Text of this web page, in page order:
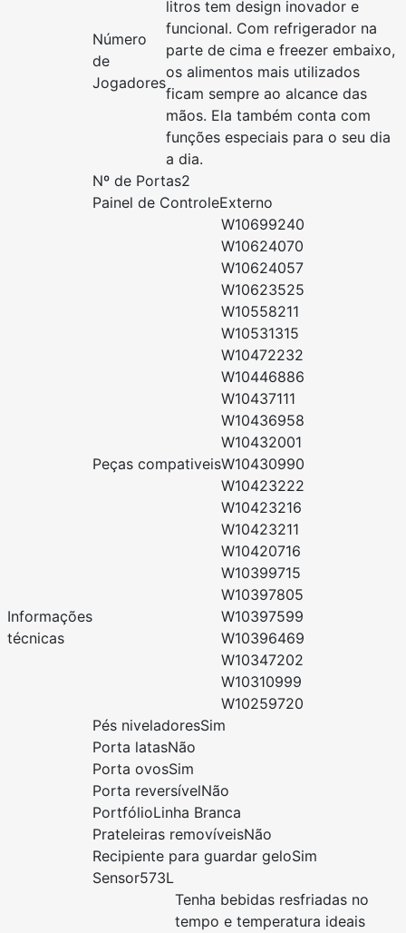
Informações
técnicas
Número
de
Jogadores
litros tem design inovador e
funcional. Com refrigerador na
parte de cima e freezer embaixo,
os alimentos mais utilizados
ficam sempre ao alcance das
mãos. Ela também conta com
funções especiais para o seu dia
a dia.
Nº de Portas2
Painel de ControleExterno
Peças compativeis
W10699240
W10624070
W10624057
W10623525
W10558211
W10531315
W10472232
W10446886
W10437111
W10436958
W10432001
W10430990
W10423222
W10423216
W10423211
W10420716
W10399715
W10397805
W10397599
W10396469
W10347202
W10310999
W10259720
Pés niveladoresSim
Porta latasNão
Porta ovosSim
Porta reversívelNão
PortfólioLinha Branca
Prateleiras removíveisNão
Recipiente para guardar geloSim
Sensor573L
Tenha bebidas resfriadas no
tempo e temperatura ideais